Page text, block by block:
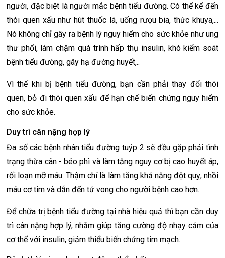
người, đặc biệt là người mắc bệnh tiểu đường. Có thể kể đến
thói quen xấu như hút thuốc lá, uống rượu bia, thức khuya,...
Nó không chỉ gây ra bệnh lý nguy hiểm cho sức khỏe như ung
thư phổi, làm chậm quá trình hấp thụ insulin, khó kiểm soát
bệnh tiểu đường, gây hạ đường huyết,..
Vì thế khi bị bệnh tiểu đường, bạn cần phải thay đổi thói
quen, bỏ đi thói quen xấu để hạn chế biến chứng nguy hiểm
cho sức khỏe.
Duy trì cân nặng hợp lý
Đa số các bệnh nhân tiểu đường tuýp 2 sẽ đều gặp phải tình
trạng thừa cân - béo phì và làm tăng nguy cơ bị cao huyết áp,
rối loạn mỡ máu. Thậm chí là làm tăng khả năng đột quỵ, nhồi
máu cơ tim và dẫn đến tử vong cho người bệnh cao hơn.
Để chữa trị bệnh tiểu đường tại nhà hiệu quả thì bạn cần duy
trì cân nặng hợp lý, nhằm giúp tăng cường độ nhạy cảm của
cơ thể với insulin, giảm thiểu biến chứng tim mạch.